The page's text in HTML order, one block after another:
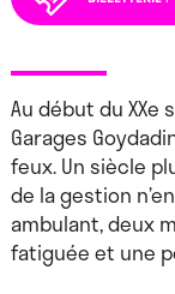
Au début du XXe
Garages
feux. Un siècle
de la gestion
ambulant, deux
fatiguée et une